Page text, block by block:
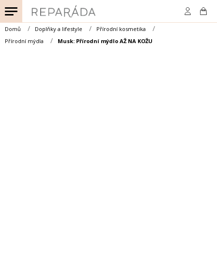
na
obsah
Domů Doplňky a lifestyle
Přírodní kosmetika
Přírodní mýdla
Musk: Přírodní mýdlo AŽ NA KOŽU